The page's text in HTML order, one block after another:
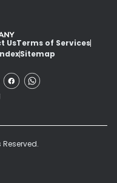
UsTerms of Services
Sitemap
Reserved.